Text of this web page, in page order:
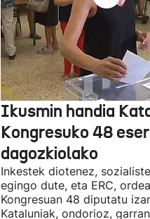
Ikusmin handia
Kongresuko 48
dagozkiolako
Inkestek diotenez,
egingo dute, eta ERC,
Kongresuan 48 diputatu
Kataluniak, ondorioz,